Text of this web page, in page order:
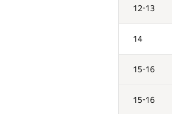
12-13
14
15-16
15-16